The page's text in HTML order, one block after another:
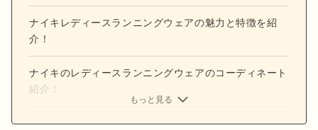
ナイキレディースランニングウェアの魅力と特徴を紹
介！
ナイキのレディースランニングウェアのコーディネート
紹介！
もっと見る